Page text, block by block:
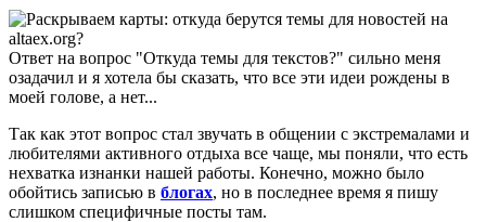
Ответ на вопрос "Откуда темы для текстов?" сильно меня
озадачил и я хотела бы сказать, что все эти идеи рождены в
моей голове, а нет...
Так как этот вопрос стал звучать в общении с экстремалами и
любителями активного отдыха все чаще, мы поняли, что есть
нехватка изнанки нашей работы. Конечно, можно было
обойтись записью в блогах, но в последнее время я пишу
слишком специфичные посты там.